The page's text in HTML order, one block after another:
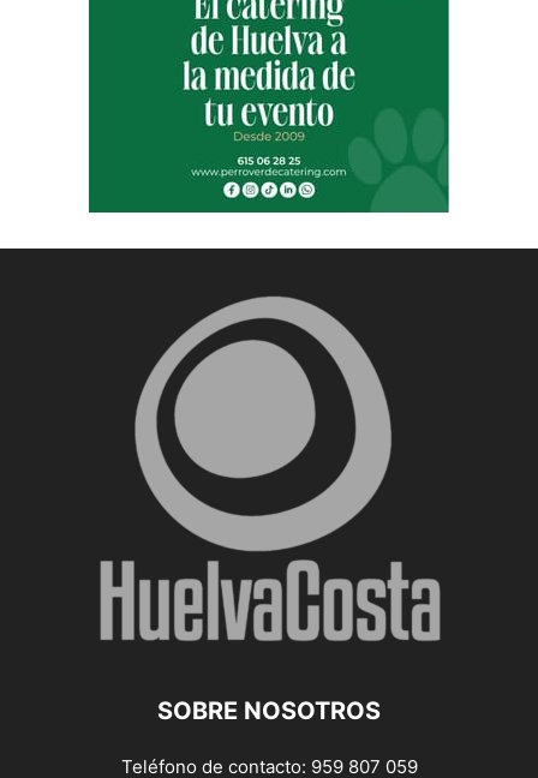
SOBRE NOSOTROS
Teléfono de contacto: 959 807 059